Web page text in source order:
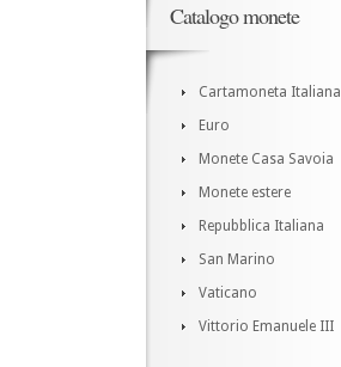
Catalogo monete
Cartamoneta Italiana
Euro
Monete Casa Savoia
Monete estere
Repubblica Italiana
San Marino
Vaticano
Vittorio Emanuele III